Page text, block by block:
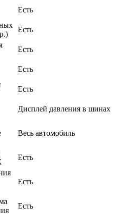
Есть
Есть
Есть
Есть
Есть
Дисплей давления в шинах
Весь автомобиль
Есть
Есть
Есть